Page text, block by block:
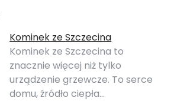
Kominek ze Szczecina
Kominek ze Szczecina to
znacznie więcej niż tylko
urządzenie grzewcze. To serce
domu, źródło ciepła…